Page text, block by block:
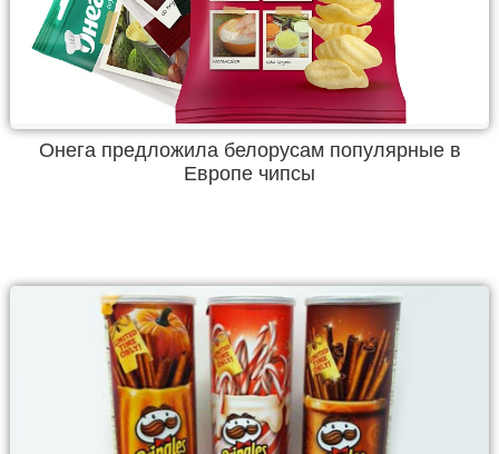
Онега предложила белорусам популярные в
Европе чипсы